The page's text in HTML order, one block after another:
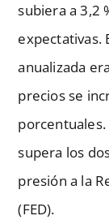
subiera a 3,2
expectativas.
anualizada
precios se
supera los
presión a la
(FED).